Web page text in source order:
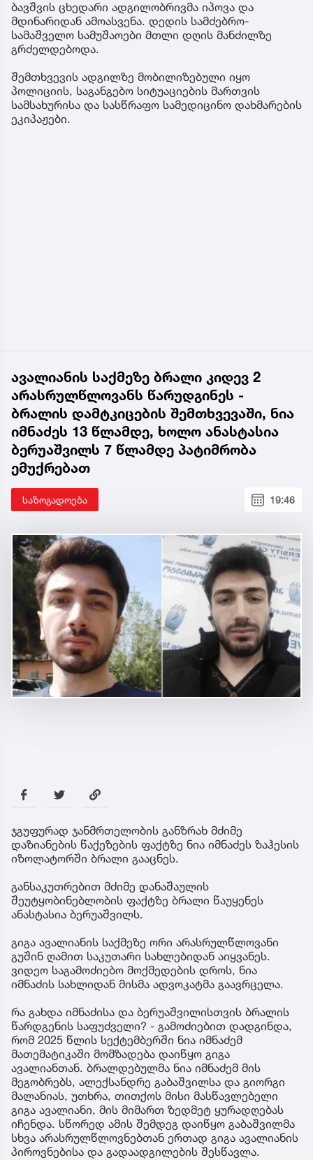
ბავშვის ცხედარი ადგილობრივმა იპოვა და
მდინარიდან ამოასვენა. დედის სამძებრო-
სამაშველო სამუშაოები მთლი დღის მანძილზე
გრძელდებოდა.
შემთხვევის ადგილზე მობილიზებული იყო
პოლიციის, საგანგებო სიტუაციების მართვის
სამსახურისა და სასწრაფო სამედიცინო დახმარების
ეკიპაჟები.
ავალიანის საქმეზე ბრალი კიდევ 2
არასრულწლოვანს წარუდგინეს -
ბრალის დამტკიცების შემთხვევაში, ნია
იმნაძეს 13 წლამდე, ხოლო ანასტასია
ბერუაშვილს 7 წლამდე პატიმრობა
ემუქრებათ
საზოგადოება 19:46
ჯგუფურად ჯანმრთელობის განზრახ მძიმე
დაზიანების წაქეზების ფაქტზე ნია იმნაძეს ზაჰესის
იზოლატორში ბრალი გააცნეს.
განსაკუთრებით მძიმე დანაშაულის
შეუტყობინებლობის ფაქტზე ბრალი წაუყენეს
ანასტასია ბერუაშვილს.
გიგა ავალიანის საქმეზე ორი არასრულწლოვანი
გუშინ ღამით საკუთარი სახლებიდან აიყვანეს.
ვიდეო საგამოძიებო მოქმედების დროს, ნია
იმნაძის სახლიდან მისმა ადვოკატმა გაავრცელა.
რა გახდა იმნაძისა და ბერუაშვილისთვის ბრალის
წარდგენის საფუძველი? - გამოძიებით დადგინდა,
რომ 2025 წლის სექტემბერში ნია იმნაძემ
მათემატიკაში მომზადება დაიწყო გიგა
ავალიანთან. ბრალდებულმა ნია იმნაძემ მის
მეგობრებს, ალექსანდრე გაბაშვილსა და გიორგი
მალანიას, უთხრა, თითქოს მისი მასწავლებელი
გიგა ავალიანი, მის მიმართ ზედმეტ ყურადღებას
იჩენდა. სწორედ ამის შემდეგ დაიწყო გაბაშვილმა
სხვა არასრულწლოვნებთან ერთად გიგა ავალიანის
პიროვნებისა და გადაადგილების შესწავლა.